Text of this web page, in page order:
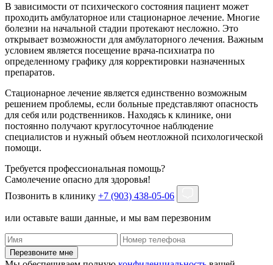
В зависимости от психического состояния пациент может
проходить амбулаторное или стационарное лечение. Многие
болезни на начальной стадии протекают несложно. Это
открывает возможности для амбулаторного лечения. Важным
условием является посещение врача-психиатра по
определенному графику для корректировки назначенных
препаратов.
Стационарное лечение является единственно возможным
решением проблемы, если больные представляют опасность
для себя или родственников. Находясь к клинике, они
постоянно получают круглосуточное наблюдение
специалистов и нужный объем неотложной психологической
помощи.
Требуется профессиональная помощь?
Самолечение опасно для здоровья!
Позвонить в клинику +7 (903) 438-05-06
или оставьте ваши данные, и мы вам перезвоним
Перезвоните мне